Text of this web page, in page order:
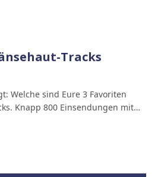
Tracks
Welche sind Eure 3 Favoriten
Knapp 800 Einsendungen mit…